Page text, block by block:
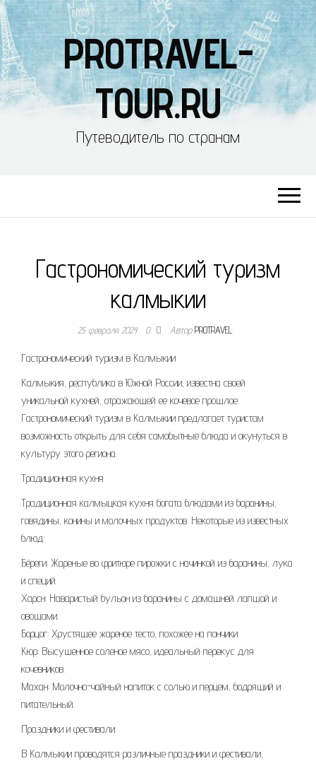
PROTRAVEL-
TOUR.RU
Путеводитель по странам
Гастрономический туризм
калмыкии
25 февраля 2024 0 АвторPROTRAVEL
Гастрономический туризм в Калмыкии
Калмыкия, республика в Южной России, известна своей
уникальной кухней, отражающей ее кочевое прошлое.
Гастрономический туризм в Калмыкии предлагает туристам
возможность открыть для себя самобытные блюда и окунуться в
культуру этого региона.
Традиционная кухня
Традиционная калмыцкая кухня богата блюдами из баранины,
говядины, конины и молочных продуктов. Некоторые из известных
блюд:
Бёреги: Жареные во фритюре пирожки с начинкой из баранины, лука
и специй.
Харсн: Наваристый бульон из баранины с домашней лапшой и
овощами.
Борцог: Хрустящее жареное тесто, похожее на пончики.
Кюр: Высушенное соленое мясо, идеальный перекус для
кочевников.
Махан: Молочно-чайный напиток с солью и перцем, бодрящий и
питательный.
Праздники и фестивали
В Калмыкии проводятся различные праздники и фестивали,